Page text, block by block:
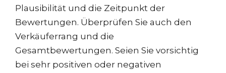
Plausibilität und die Zeitpunkt der
Bewertungen. Überprüfen Sie auch den
Verkäuferrang und die
Gesamtbewertungen. Seien Sie vorsichtig
bei sehr positiven oder negativen